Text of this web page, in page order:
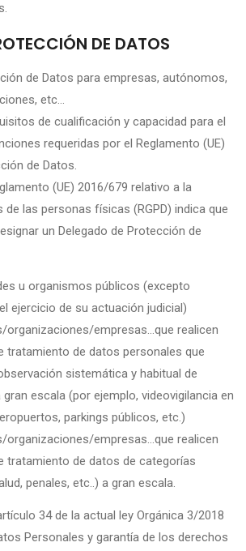
DE DATOS
de Datos para empresas, autónomos,
etc…
de cualificación y capacidad para el
requeridas por el Reglamento (UE)
de Datos.
(UE) 2016/679 relativo a la
las personas físicas (RGPD) indica que
un Delegado de Protección de
u organismos públicos (excepto
ejercicio de su actuación judicial)
organizaciones/empresas…que realicen
tratamiento de datos personales que
sistemática y habitual de
escala (por ejemplo, videovigilancia en
parkings públicos, etc.)
organizaciones/empresas…que realicen
tratamiento de datos de categorías
penales, etc..) a gran escala.
34 de la actual ley Orgánica 3/2018
Personales y garantía de los derechos